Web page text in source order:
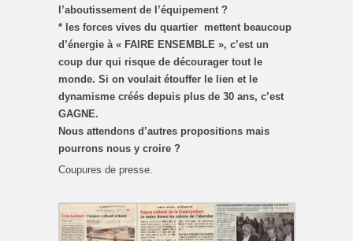
l’aboutissement de l’équipement ?
* les forces vives du quartier mettent beaucoup
d’énergie à « FAIRE ENSEMBLE », c’est un
coup dur qui risque de décourager tout le
monde. Si on voulait étouffer le lien et le
dynamisme créés depuis plus de 30 ans, c’est
GAGNE.
Nous attendons d’autres propositions mais
pourrons nous y croire ?
Coupures de presse.